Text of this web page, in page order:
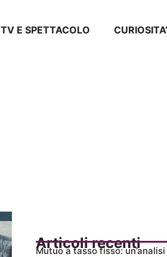
TV E SPETTACOLO CURIOSITA’
Articoli recenti
Mutuo a tasso fisso: